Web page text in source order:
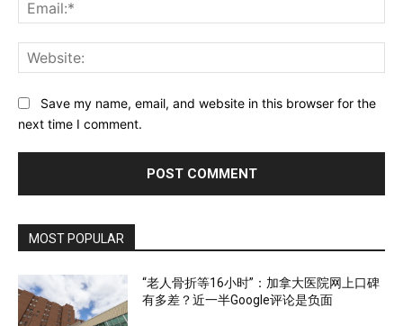
Save my name, email, and website in this browser for the
next time I comment.
MOST POPULAR
“老人骨折等16小时”：加拿大医院网上口碑
有多差？近一半Google评论是负面